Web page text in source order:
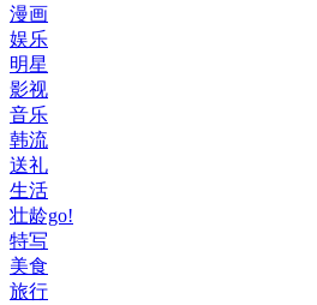
漫画
娱乐
明星
影视
音乐
韩流
送礼
生活
壮龄go!
特写
美食
旅行